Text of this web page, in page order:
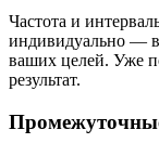
Частота и
индивидуально —
ваших целей. Уже
результат.